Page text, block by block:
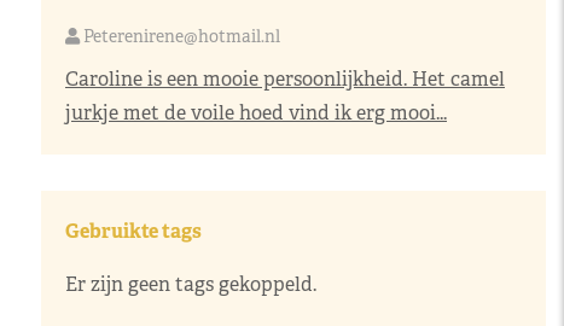
Peterenirene@hotmail.nl
Caroline is een mooie persoonlijkheid. Het camel
jurkje met de voile hoed vind ik erg mooi...
Gebruikte tags
Er zijn geen tags gekoppeld.